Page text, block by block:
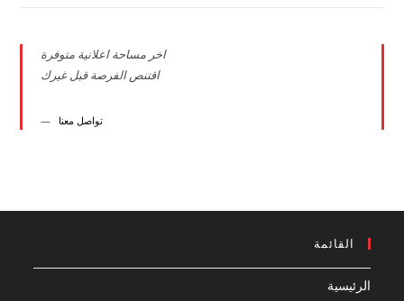
اخر مساحة اعلانية متوفرة
اقتنص الفرصة قبل غيرك
تواصل معنا
القائمة
الرئيسية